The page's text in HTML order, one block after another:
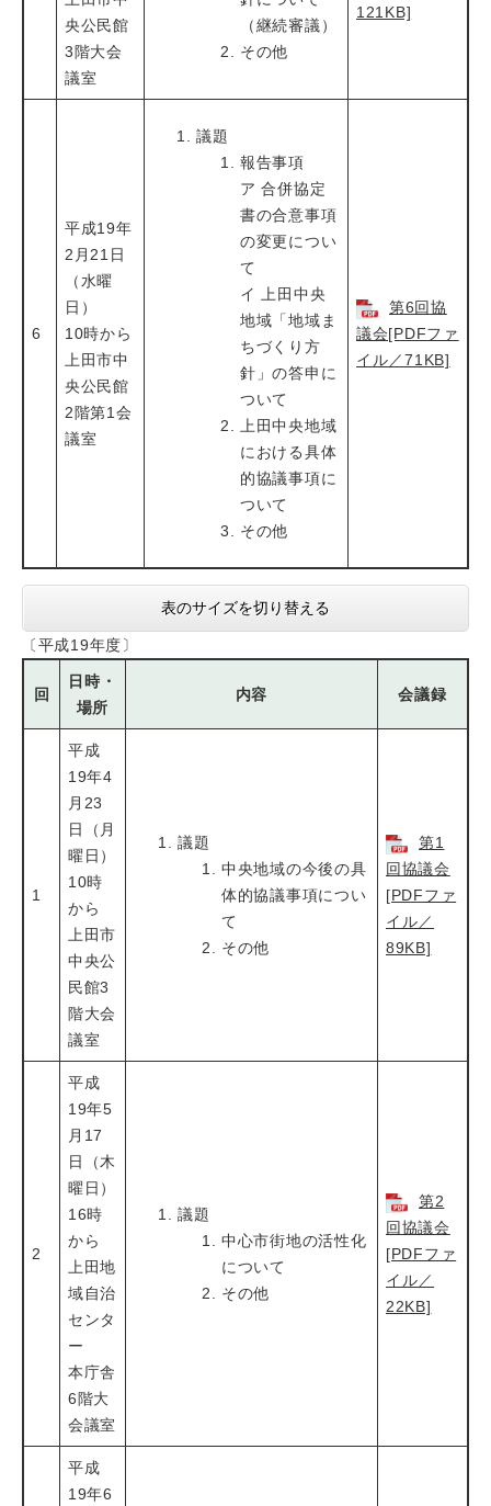
央公民館
3階大会
議室
（継続審議）
その他
121KB]
6
平成19年
2月21日
（水曜
日）
10時から
上田市中
央公民館
2階第1会
議室
議題
報告事項
ア 合併協定
書の合意事項
の変更につい
て
イ 上田中央
地域「地域ま
ちづくり方
針」の答申に
ついて
上田中央地域
における具体
的協議事項に
ついて
その他
第6回協
議会[PDFファ
イル／71KB]
表のサイズを切り替える
〔平成19年度〕
回
日時・
場所
内容 会議録
1
平成
19年4
月23
日（月
曜日）
10時
から
上田市
中央公
民館3
階大会
議室
議題
中央地域の今後の具
体的協議事項につい
て
その他
第1
回協議会
[PDFファ
イル／
89KB]
2
平成
19年5
月17
日（木
曜日）
16時
から
上田地
域自治
センタ
ー
本庁舎
6階大
会議室
議題
中心市街地の活性化
について
その他
第2
回協議会
[PDFファ
イル／
22KB]
平成
19年6